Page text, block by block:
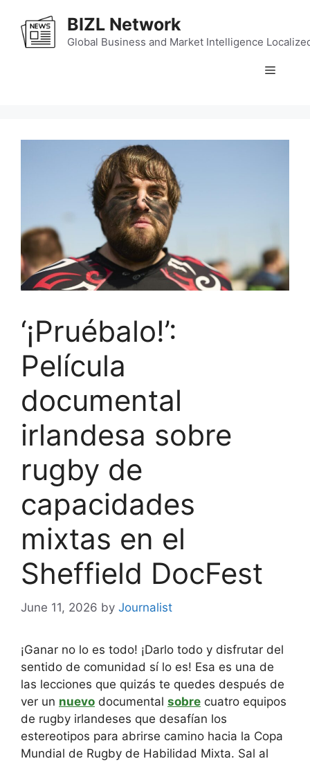
content
BIZL Network
Global Business and Market Intelligence
Menu
‘¡Pruébalo!’:
Película
documental
irlandesa sobre
rugby de
capacidades
mixtas en el
Sheffield DocFest
June 11, 2026 by Journalist
¡Ganar no lo es todo! ¡Darlo todo y disfrutar del
sentido de comunidad sí lo es! Esa es una de
las lecciones que quizás te quedes después de
ver un nuevo documental sobre cuatro equipos
de rugby irlandeses que desafían los
estereotipos para abrirse camino hacia la Copa
Mundial de Rugby de Habilidad Mixta. Sal al